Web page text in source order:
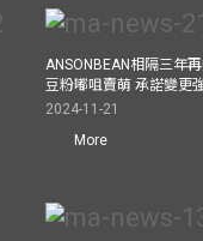
ANSONBEAN相隔三年
豆粉嘟咀賣萌 承諾變更
2024-11-21
More